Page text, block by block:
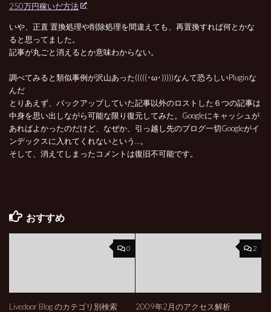
250万円稼いだ方法
いや、正直 置換処理や削除処理を間違えても、再置換すれば何とかな
ると思ってました。
記事が丸ごと消えるとか意味わからない。
調べてみると類似事例が沢山あった(((((･ω･)))))なんて恐ろしいPluginな
んだ
とりあえず、バックアップしていた記事以外のロストした６つの記事は
中身を思い出しながら可能な限り復元してみた。Googleにキャッシュが
あればよかったのだけど、なぜか、引っ越し先のブログ一切Googleがイ
ンデックスに入れてくれないという…。
そして、消えてしまったコメントは復旧不可能です。
おすすめ
0
Livedoor Blog のカテゴリ別検索
2
2009年2月のアクセス解析